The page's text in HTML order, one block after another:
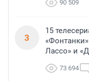
90 509
3
15
Лассо» и
73 694